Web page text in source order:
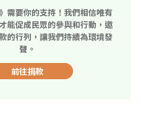
需要你的支持！我們相信唯有
能促成民眾的參與和行動，邀
的行列，讓我們持續為環境發
聲。
前往捐款